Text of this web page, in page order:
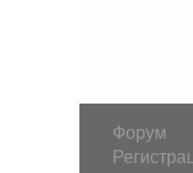
Форум